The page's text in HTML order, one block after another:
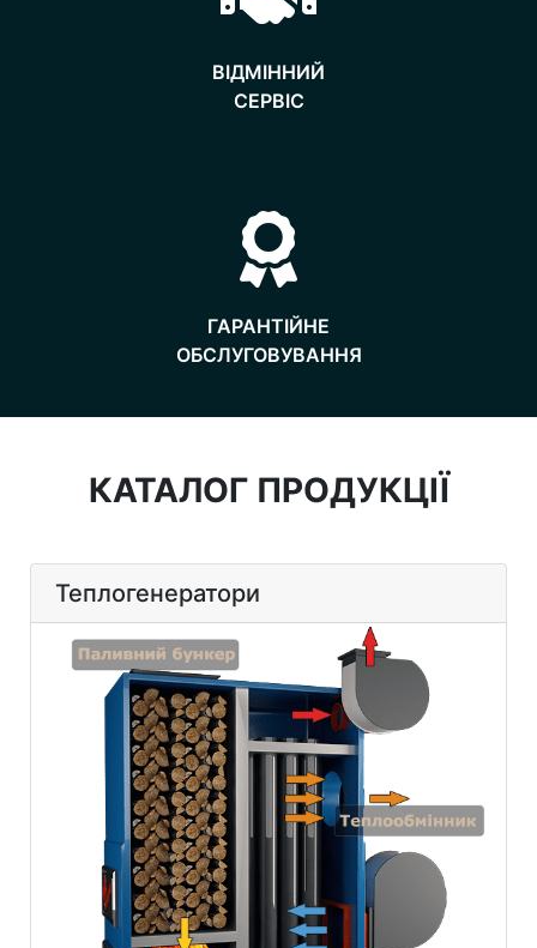
ВІДМІННИЙ
​​​​​​​СЕРВІС
ГАРАНТІЙНЕ
​​​​​​​ОБСЛУГОВУВАННЯ
КАТАЛОГ ПРОДУКЦІЇ
Теплогенератори